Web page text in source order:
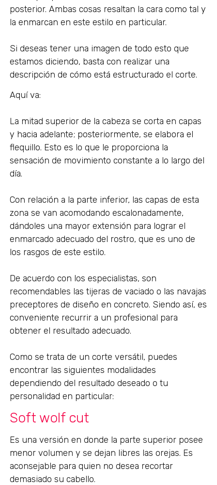
posterior. Ambas cosas resaltan la cara como tal y
la enmarcan en este estilo en particular.
Si deseas tener una imagen de todo esto que
estamos diciendo, basta con realizar una
descripción de cómo está estructurado el corte.
Aquí va:
La mitad superior de la cabeza se corta en capas
y hacia adelante; posteriormente, se elabora el
flequillo. Esto es lo que le proporciona la
sensación de movimiento constante a lo largo del
día.
Con relación a la parte inferior, las capas de esta
zona se van acomodando escalonadamente,
dándoles una mayor extensión para lograr el
enmarcado adecuado del rostro, que es uno de
los rasgos de este estilo.
De acuerdo con los especialistas, son
recomendables las tijeras de vaciado o las navajas
preceptores de diseño en concreto. Siendo así, es
conveniente recurrir a un profesional para
obtener el resultado adecuado.
Como se trata de un corte versátil, puedes
encontrar las siguientes modalidades
dependiendo del resultado deseado o tu
personalidad en particular:
Soft wolf cut
Es una versión en donde la parte superior posee
menor volumen y se dejan libres las orejas. Es
aconsejable para quien no desea recortar
demasiado su cabello.